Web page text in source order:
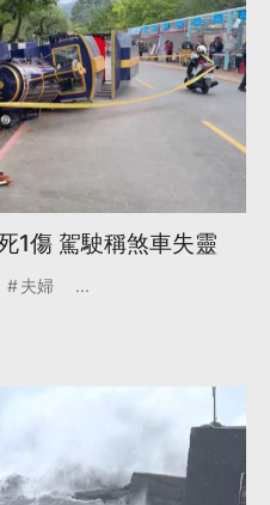
1傷 駕駛稱煞車失靈
夫婦 ...